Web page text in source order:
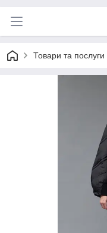
Товари та послуги